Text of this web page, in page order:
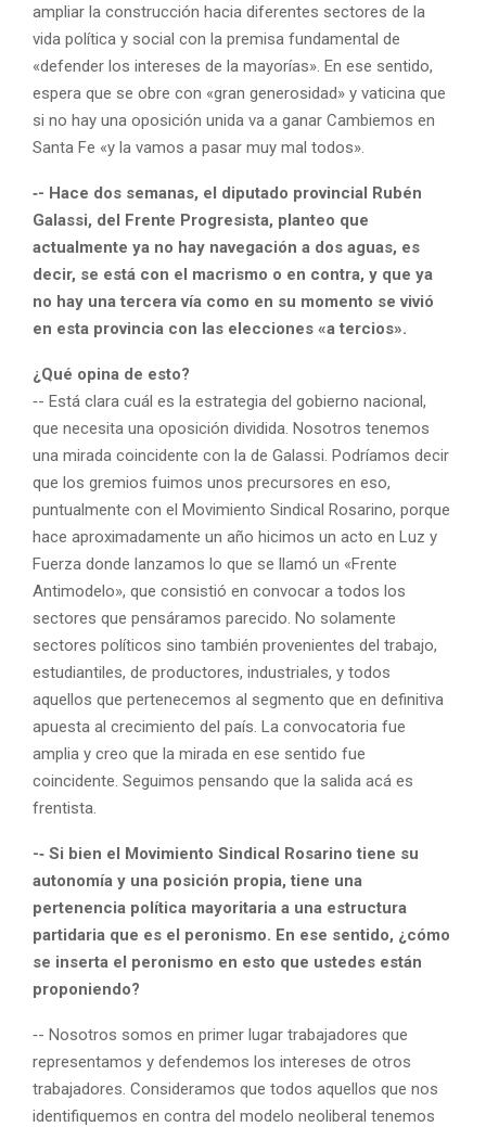
ampliar la construcción hacia diferentes sectores de la
vida política y social con la premisa fundamental de
«defender los intereses de la mayorías». En ese sentido,
espera que se obre con «gran generosidad» y vaticina que
si no hay una oposición unida va a ganar Cambiemos en
Santa Fe «y la vamos a pasar muy mal todos».
‑- Hace dos semanas, el diputado provincial Rubén
Galassi, del Frente Progresista, planteo que
actualmente ya no hay navegación a dos aguas, es
decir, se está con el macrismo o en contra, y que ya
no hay una tercera vía como en su momento se vivió
en esta provincia con las elecciones «a tercios».
¿Qué opina de esto?
‑- Está clara cuál es la estrategia del gobierno nacional,
que necesita una oposición dividida. Nosotros tenemos
una mirada coincidente con la de Galassi. Podríamos decir
que los gremios fuimos unos precursores en eso,
puntualmente con el Movimiento Sindical Rosarino, porque
hace aproximadamente un año hicimos un acto en Luz y
Fuerza donde lanzamos lo que se llamó un «Frente
Antimodelo», que consistió en convocar a todos los
sectores que pensáramos parecido. No solamente
sectores políticos sino también provenientes del trabajo,
estudiantiles, de productores, industriales, y todos
aquellos que pertenecemos al segmento que en definitiva
apuesta al crecimiento del país. La convocatoria fue
amplia y creo que la mirada en ese sentido fue
coincidente. Seguimos pensando que la salida acá es
frentista.
-‑ Si bien el Movimiento Sindical Rosarino tiene su
autonomía y una posición propia, tiene una
pertenencia política mayoritaria a una estructura
partidaria que es el peronismo. En ese sentido, ¿cómo
se inserta el peronismo en esto que ustedes están
proponiendo?
‑- Nosotros somos en primer lugar trabajadores que
representamos y defendemos los intereses de otros
trabajadores. Consideramos que todos aquellos que nos
identifiquemos en contra del modelo neoliberal tenemos